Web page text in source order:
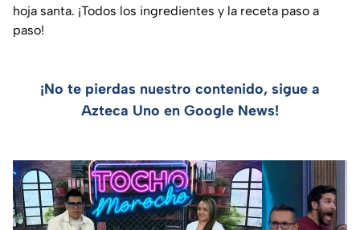
hoja santa. ¡Todos los ingredientes y la receta paso a
paso!
¡No te pierdas nuestro contenido, sigue a
Azteca Uno en Google News!